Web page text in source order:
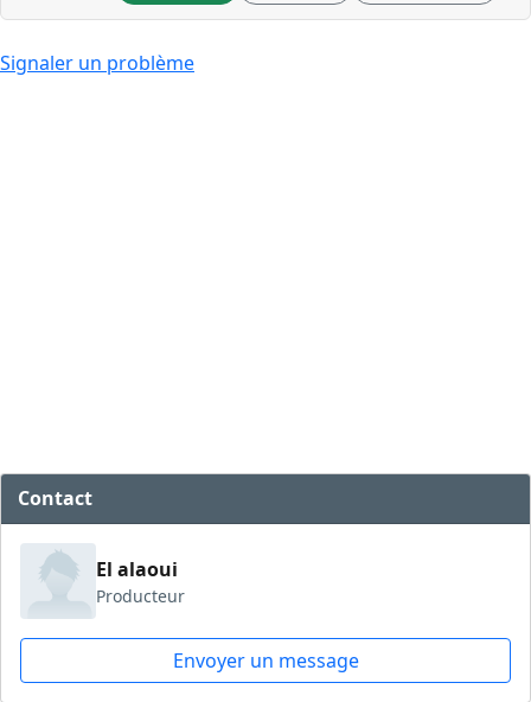
Signaler un problème
Contact
El alaoui
Producteur
Envoyer un message